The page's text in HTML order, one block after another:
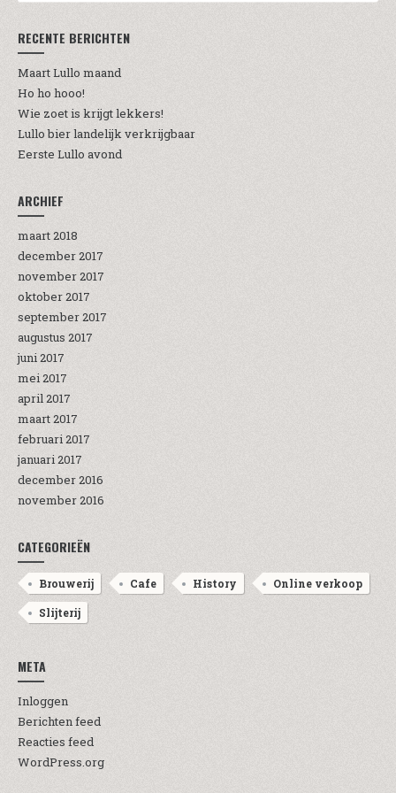
RECENTE BERICHTEN
Maart Lullo maand
Ho ho hooo!
Wie zoet is krijgt lekkers!
Lullo bier landelijk verkrijgbaar
Eerste Lullo avond
ARCHIEF
maart 2018
december 2017
november 2017
oktober 2017
september 2017
augustus 2017
juni 2017
mei 2017
april 2017
maart 2017
februari 2017
januari 2017
december 2016
november 2016
CATEGORIEËN
Brouwerij Cafe History Online verkoop
Slijterij
META
Inloggen
Berichten feed
Reacties feed
WordPress.org